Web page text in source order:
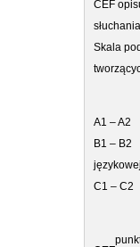
CEF
Skala
A1 – A2
B1 – B2
językowej
C1 – C2